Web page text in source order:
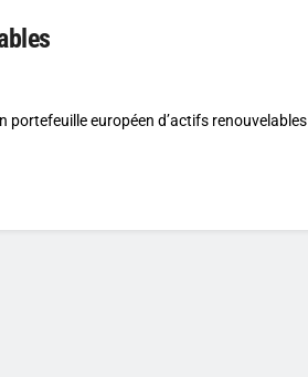
portefeuille européen d’actifs renouvelables